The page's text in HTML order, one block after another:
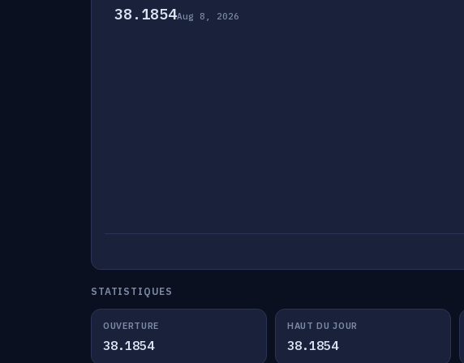
38.1854Aug 8, 2026
STATISTIQUES
OUVERTURE
38.1854
HAUT DU JOUR
38.1854